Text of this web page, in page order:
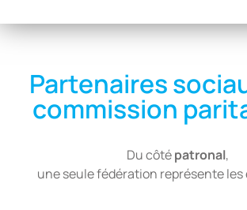
Partenaires
commission
Du côtépatronal,
une seule fédération représente les